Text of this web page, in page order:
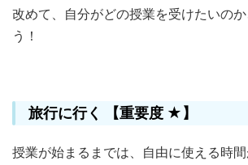
改めて、自分がどの授業を受けたいの
う！
旅行に行く 【重要度 ★】
授業が始まるまでは、自由に使える時